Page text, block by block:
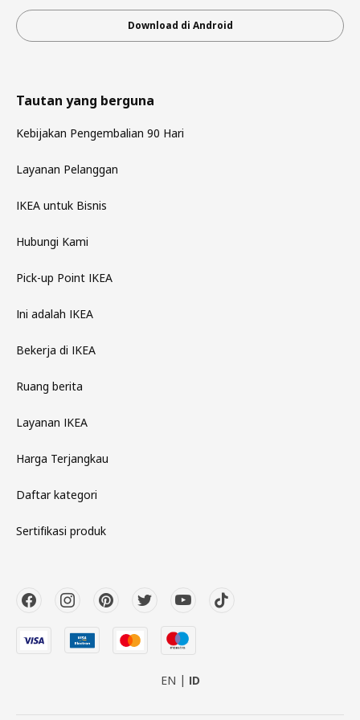
Download di Android
Tautan yang berguna
Kebijakan Pengembalian 90 Hari
Layanan Pelanggan
IKEA untuk Bisnis
Hubungi Kami
Pick-up Point IKEA
Ini adalah IKEA
Bekerja di IKEA
Ruang berita
Layanan IKEA
Harga Terjangkau
Daftar kategori
Sertifikasi produk
EN ID